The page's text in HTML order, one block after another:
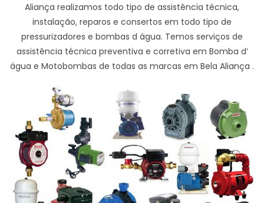
Aliança realizamos todo tipo de assistência técnica,
instalação, reparos e consertos em todo tipo de
pressurizadores e bombas d água. Temos serviços de
assistência técnica preventiva e corretiva em Bomba d’
água e Motobombas de todas as marcas em Bela Aliança .